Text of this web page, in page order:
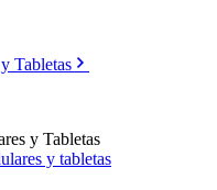
Tabletas
y Tabletas
y tabletas